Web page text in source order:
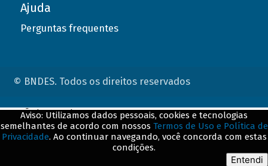
Ajuda
Perguntas frequentes
© BNDES. Todos os direitos reservados
Aviso: Utilizamos dados pessoais, cookies e tecnologias
semelhantes de acordo com nossos Termos de Uso e Política de
Privacidade. Ao continuar navegando, você concorda com estas
condições.
Entendi
ConteÃºdo complementar
${title}${badge}